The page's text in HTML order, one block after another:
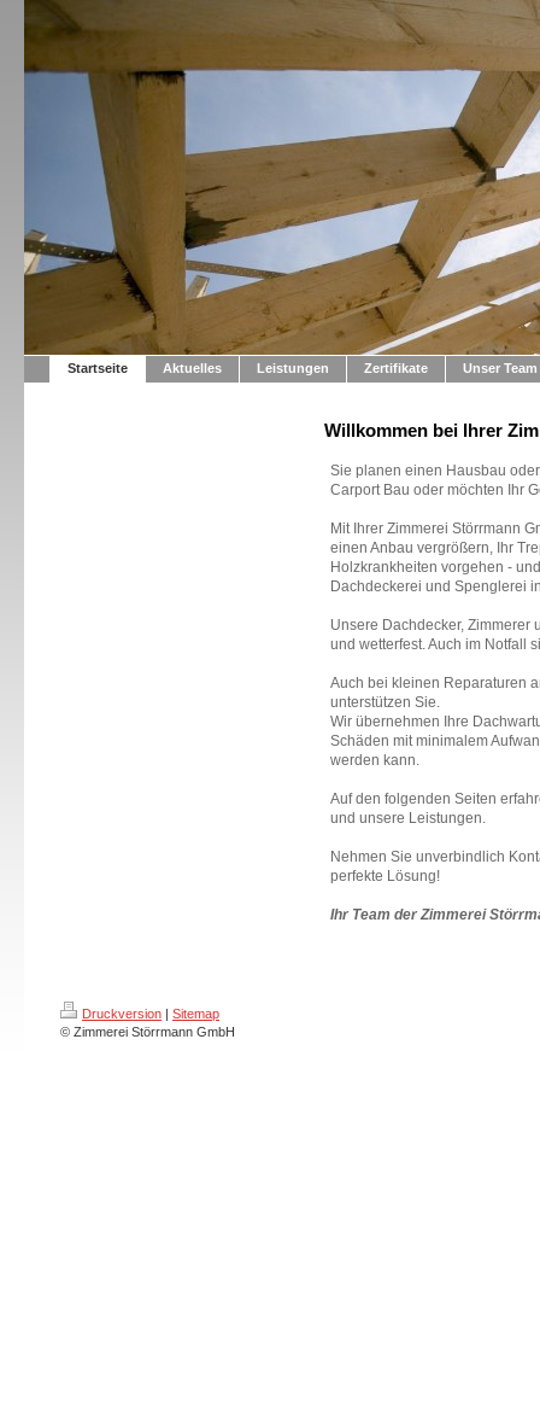
Startseite Aktuelles Leistungen Zertifikate Unser Team
Willkommen bei Ihrer
Sie planen einen Hausbau
Carport Bau oder möchten Ihr
Mit Ihrer Zimmerei Störrmann
einen Anbau vergrößern, Ihr
Holzkrankheiten vorgehen -
Dachdeckerei und Spenglerei
Unsere Dachdecker, Zimmerer
und wetterfest. Auch im Notfall
Auch bei kleinen Reparaturen
unterstützen Sie.
Wir übernehmen Ihre
Schäden mit minimalem
werden kann.
Auf den folgenden Seiten
und unsere Leistungen.
Nehmen Sie unverbindlich
perfekte Lösung!
Ihr Team der Zimmerei
Druckversion | Sitemap
© Zimmerei Störrmann GmbH